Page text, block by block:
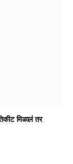
मिळालं तर